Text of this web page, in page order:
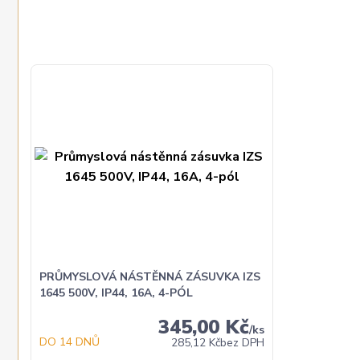
PRŮMYSLOVÁ NÁSTĚNNÁ ZÁSUVKA IZS
1645 500V, IP44, 16A, 4-PÓL
345,00 Kč/ks
285,12 Kčbez DPH
DO 14 DNŮ